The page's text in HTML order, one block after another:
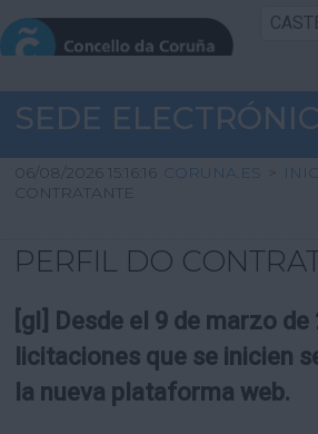
INICIO SEDE
INICIO
INFORMACIÓN
UTILIDADES
SEDE
06/08/2026 15:16:16 CORUNA.ES >
CONTRATANTE
PERFIL DO
[gl] Desde el 9 de marzo de
licitaciones que se inicien
la nueva plataforma web.